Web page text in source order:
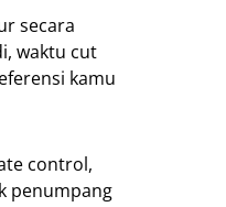
secara
waktu cut
kamu
control,
penumpang